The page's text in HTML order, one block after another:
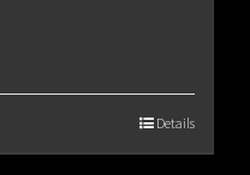
Details